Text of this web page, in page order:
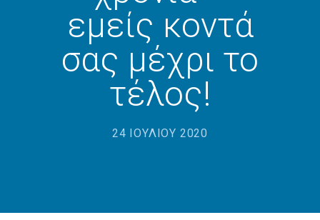
-- Επιμόρφωση γονέων
-- Επιμόρφωση καθηγητών
-- Εκδρομές
Προσφορές
εμείς κοντά
σας μέχρι το
τέλος!
24 ΙΟΥΛΊΟΥ 2020